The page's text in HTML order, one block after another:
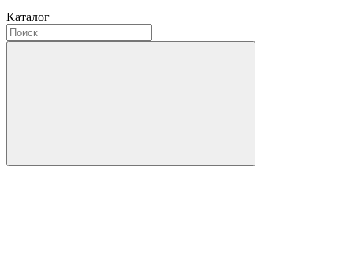
Каталог